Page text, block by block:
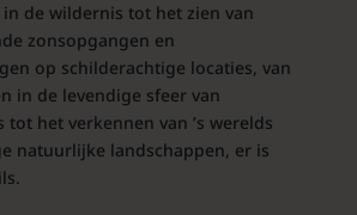
de wildernis tot het zien van
zonsopgangen en
op schilderachtige locaties, van
in de levendige sfeer van
tot het verkennen van ’s werelds
natuurlijke landschappen, er is